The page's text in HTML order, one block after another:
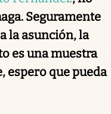
Seguramente
la asunción, la
es una muestra
espero que pueda